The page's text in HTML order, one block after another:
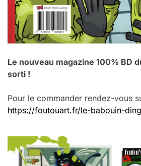
Le nouveau magazine 100% BD
sorti !
Pour le commander rendez-vous
https://foutouart.fr/le-babouin-